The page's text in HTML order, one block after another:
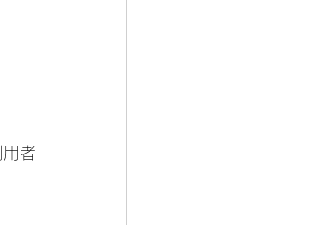
者